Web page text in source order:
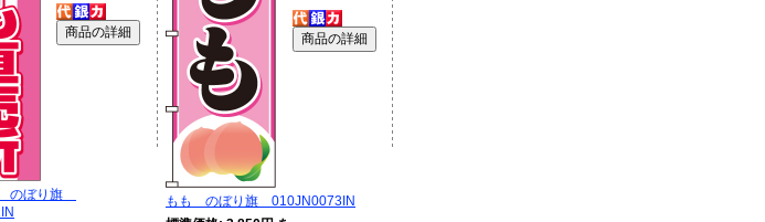
のぼり旗
もも のぼり旗 010JN0073IN